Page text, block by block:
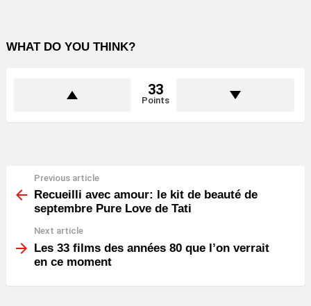
WHAT DO YOU THINK?
33
Points
more
Previous article
Recueilli avec amour: le kit de beauté de
septembre Pure Love de Tati
Next article
Les 33 films des années 80 que l’on verrait
en ce moment